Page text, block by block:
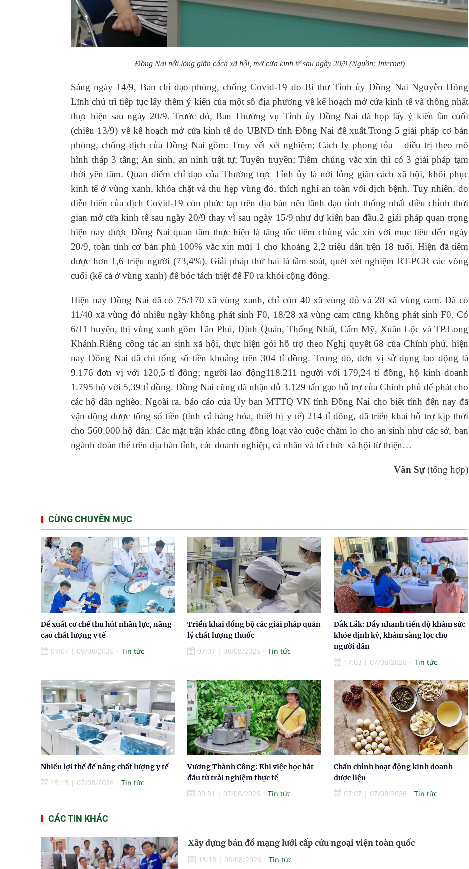
Đồng Nai nới lỏng giãn cách xã hội, mở cửa kinh tế sau ngày 20/9 (Nguồn: Internet)
Sáng ngày 14/9, Ban chỉ đạo phòng, chống Covid-19 do Bí thư Tỉnh ủy Đồng Nai Nguyễn Hồng
Lĩnh chủ trì tiếp tục lấy thêm ý kiến của một số địa phương về kế hoạch mở cửa kinh tế và thống nhất
thực hiện sau ngày 20/9. Trước đó, Ban Thường vụ Tỉnh ủy Đồng Nai đã họp lấy ý kiến lần cuối
(chiều 13/9) về kế hoạch mở cửa kinh tế do UBND tỉnh Đồng Nai đề xuất.Trong 5 giải pháp cơ bản
phòng, chống dịch của Đồng Nai gồm: Truy vết xét nghiệm; Cách ly phong tỏa – điều trị theo mô
hình tháp 3 tầng; An sinh, an ninh trật tự; Tuyên truyền; Tiêm chủng vắc xin thì có 3 giải pháp tạm
thời yên tâm. Quan điểm chỉ đạo của Thường trực Tỉnh ủy là nới lỏng giãn cách xã hội, khôi phục
kinh tế ở vùng xanh, khóa chặt và thu hẹp vùng đỏ, thích nghi an toàn với dịch bệnh. Tuy nhiên, do
diễn biến của dịch Covid-19 còn phức tạp trên địa bàn nên lãnh đạo tỉnh thống nhất điều chỉnh thời
gian mở cửa kinh tế sau ngày 20/9 thay vì sau ngày 15/9 như dự kiến ban đầu.2 giải pháp quan trọng
hiện nay được Đồng Nai quan tâm thực hiện là tăng tốc tiêm chủng vắc xin với mục tiêu đến ngày
20/9, toàn tỉnh cơ bản phủ 100% vắc xin mũi 1 cho khoảng 2,2 triệu dân trên 18 tuổi. Hiện đã tiêm
được hơn 1,6 triệu người (73,4%). Giải pháp thứ hai là tầm soát, quét xét nghiệm RT-PCR các vòng
cuối (kể cả ở vùng xanh) để bóc tách triệt để F0 ra khỏi cộng đồng.
Hiện nay Đồng Nai đã có 75/170 xã vùng xanh, chỉ còn 40 xã vùng đỏ và 28 xã vùng cam. Đã có
11/40 xã vùng đỏ nhiều ngày không phát sinh F0, 18/28 xã vùng cam cũng không phát sinh F0. Có
6/11 huyện, thị vùng xanh gồm Tân Phú, Định Quán, Thống Nhất, Cẩm Mỹ, Xuân Lộc và TP.Long
Khánh.Riêng công tác an sinh xã hội, thực hiện gói hỗ trợ theo Nghị quyết 68 của Chính phủ, hiện
nay Đồng Nai đã chi tổng số tiền khoảng trên 304 tỉ đồng. Trong đó, đơn vị sử dụng lao động là
9.176 đơn vị với 120,5 tỉ đồng; người lao động118.211 người với 179,24 tỉ đồng, hộ kinh doanh
1.795 hộ với 5,39 tỉ đồng. Đồng Nai cũng đã nhận đủ 3.129 tấn gạo hỗ trợ của Chính phủ để phát cho
các hộ dân nghèo. Ngoài ra, báo cáo của Ủy ban MTTQ VN tỉnh Đồng Nai cho biết tính đến nay đã
vận động được tổng số tiền (tính cả hàng hóa, thiết bị y tế) 214 tỉ đồng, đã triển khai hỗ trợ kịp thời
cho 560.000 hộ dân. Các mặt trận khác cũng đồng loạt vào cuộc chăm lo cho an sinh như các sở, ban
ngành đoàn thể trên địa bàn tỉnh, các doanh nghiệp, cá nhân và tổ chức xã hội từ thiện…
Văn Sự(tổng hợp)
CÙNG CHUYÊN MỤC
Đề xuất cơ chế thu hút nhân lực, nâng
cao chất lượng y tế
07:07 | 09/08/2026 Tin tức
Triển khai đồng bộ các giải pháp quản
lý chất lượng thuốc
07:07 | 08/08/2026 Tin tức
Đắk Lắk: Đẩy nhanh tiến độ khám sức
khỏe định kỳ, khám sàng lọc cho
người dân
17:03 | 07/08/2026 Tin tức
Nhiều lợi thế để nâng chất lượng y tế
15:15 | 07/08/2026 Tin tức
Vương Thành Công: Khi việc học bắt
đầu từ trải nghiệm thực tế
09:31 | 07/08/2026 Tin tức
Chấn chỉnh hoạt động kinh doanh
dược liệu
07:07 | 07/08/2026 Tin tức
CÁC TIN KHÁC
Xây dựng bản đồ mạng lưới cấp cứu ngoại viện toàn quốc
15:18 | 06/08/2026
Tin tức